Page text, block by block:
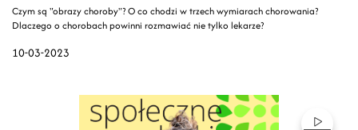
10-03-2023
Czym są "obrazy choroby"? O co chodzi w trzech wymiarach chorowania?
Dlaczego o chorobach powinni rozmawiać nie tylko lekarze?